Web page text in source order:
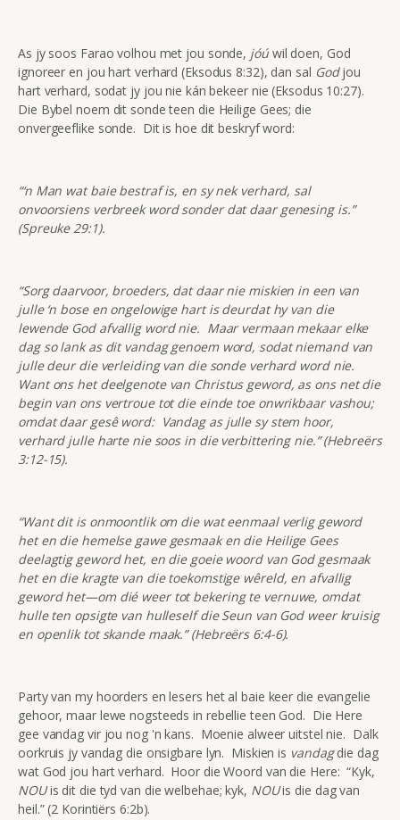
As jy soos Farao volhou met jou sonde, jóú wil doen, God
ignoreer en jou hart verhard (Eksodus 8:32), dan sal Godjou
hart verhard, sodat jy jou nie kán bekeer nie (Eksodus 10:27).
Die Bybel noem dit sonde teen die Heilige Gees; die
onvergeeflike sonde. Dit is hoe dit beskryf word:
“‘n Man wat baie bestraf is, en sy nek verhard, sal
onvoorsiens verbreek word sonder dat daar genesing is.”
(Spreuke 29:1).
“Sorg daarvoor, broeders, dat daar nie miskien in een van
julle ‘n bose en ongelowige hart is deurdat hy van die
lewende God afvallig word nie. Maar vermaan mekaar elke
dag so lank as dit vandag genoem word, sodat niemand van
julle deur die verleiding van die sonde verhard word nie.
Want ons het deelgenote van Christus geword, as ons net die
begin van ons vertroue tot die einde toe onwrikbaar vashou;
omdat daar gesê word: Vandag as julle sy stem hoor,
verhard julle harte nie soos in die verbittering nie.” (Hebreërs
3:12-15).
“Want dit is onmoontlik om die wat eenmaal verlig geword
het en die hemelse gawe gesmaak en die Heilige Gees
deelagtig geword het, en die goeie woord van God gesmaak
het en die kragte van die toekomstige wêreld, en afvallig
geword het—om dié weer tot bekering te vernuwe, omdat
hulle ten opsigte van hulleself die Seun van God weer kruisig
en openlik tot skande maak.” (Hebreërs 6:4-6).
Party van my hoorders en lesers het al baie keer die evangelie
gehoor, maar lewe nogsteeds in rebellie teen God. Die Here
gee vandag vir jou nog 'n kans. Moenie alweer uitstel nie. Dalk
oorkruis jy vandag die onsigbare lyn. Miskien is vandagdie dag
wat God jou hart verhard. Hoor die Woord van die Here: “Kyk,
NOUis dit die tyd van die welbehae; kyk, NOUis die dag van
heil.” (2 Korintiërs 6:2b).